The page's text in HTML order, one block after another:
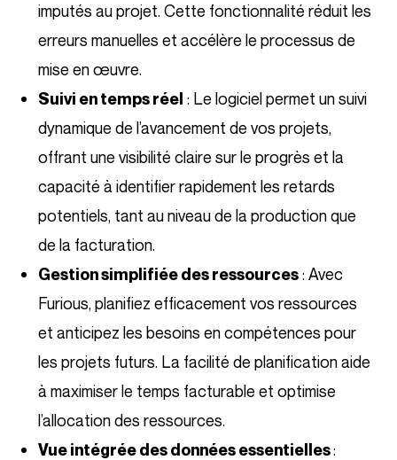
imputés au projet. Cette fonctionnalité réduit les
erreurs manuelles et accélère le processus de
mise en œuvre.
Suivi en temps réel : Le logiciel permet un suivi
dynamique de l’avancement de vos projets,
offrant une visibilité claire sur le progrès et la
capacité à identifier rapidement les retards
potentiels, tant au niveau de la production que
de la facturation.
Gestion simplifiée des ressources: Avec
Furious, planifiez efficacement vos ressources
et anticipez les besoins en compétences pour
les projets futurs. La facilité de planification aide
à maximiser le temps facturable et optimise
l’allocation des ressources.
Vue intégrée des données essentielles: